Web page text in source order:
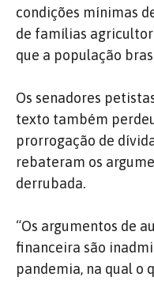
condições mínimas
de famílias
que a população
Os senadores
texto também
prorrogação de
rebateram os
derrubada.
“Os argumentos de
financeira são
pandemia, na qual o